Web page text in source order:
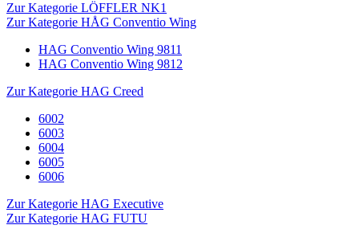
Zur Kategorie LÖFFLER NK1
Zur Kategorie HÅG Conventio Wing
HAG Conventio Wing 9811
HAG Conventio Wing 9812
Zur Kategorie HAG Creed
6002
6003
6004
6005
6006
Zur Kategorie HAG Executive
Zur Kategorie HAG FUTU